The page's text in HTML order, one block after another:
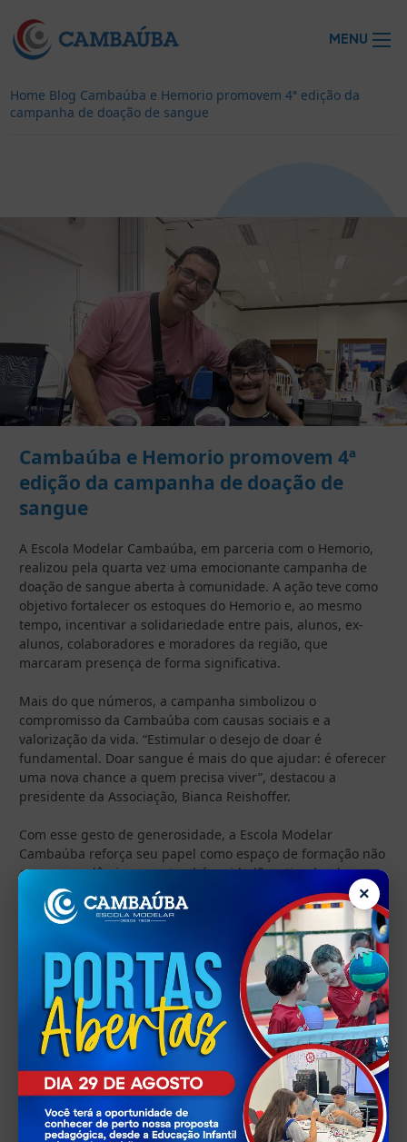
Home Blog Cambaúba e Hemorio promovem 4ª edição da
campanha de doação de sangue
Cambaúba e Hemorio promovem 4ª
edição da campanha de doação de
sangue
A Escola Modelar Cambaúba, em parceria com o Hemorio,
realizou pela quarta vez uma emocionante campanha de
doação de sangue aberta à comunidade. A ação teve como
objetivo fortalecer os estoques do Hemorio e, ao mesmo
tempo, incentivar a solidariedade entre pais, alunos, ex-
alunos, colaboradores e moradores da região, que
marcaram presença de forma significativa.
Mais do que números, a campanha simbolizou o
compromisso da Cambaúba com causas sociais e a
valorização da vida. “Estimular o desejo de doar é
fundamental. Doar sangue é mais do que ajudar: é oferecer
uma nova chance a quem precisa viver”, destacou a
presidente da Associação, Bianca Reishoffer.
Com esse gesto de generosidade, a Escola Modelar
Cambaúba reforça seu papel como espaço de formação não
apenas acadêmica, mas também cidadã, estimulando a
empatia e a responsabilidade social em toda a comunidade
escolar.
Data: 20/09/2025
MENU
×